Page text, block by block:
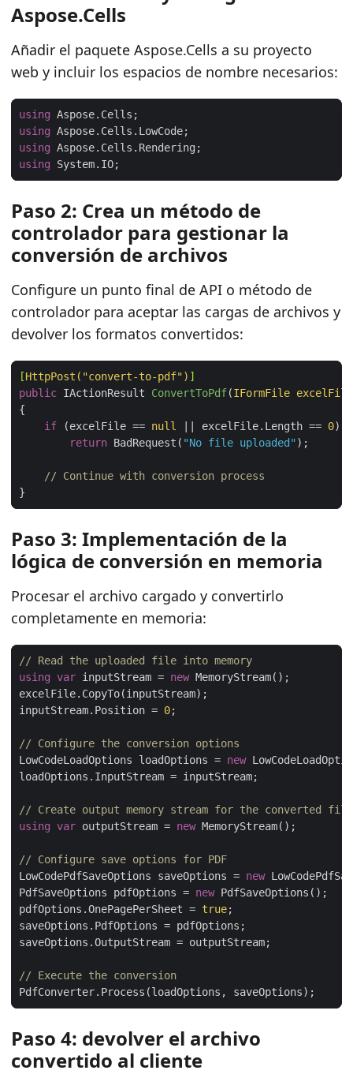
Aspose.Cells
Añadir el paquete Aspose.Cells a su proyecto
web y incluir los espacios de nombre necesarios:
using
using
using
using
Paso 2: Crea un método de
controlador para gestionar la
conversión de archivos
Configure un punto final de API o método de
controlador para aceptar las cargas de archivos y
devolver los formatos convertidos:
[HttpPost( "convert-to-pdf") ]
public IActionResult ConvertToPdf(IFormFile excelFile
if (excelFile == null || excelFile.Length == 0
return BadRequest( "No file uploaded"
// Continue with conversion process
Paso 3: Implementación de la
lógica de conversión en memoria
Procesar el archivo cargado y convertirlo
completamente en memoria:
// Read the uploaded file into memory
using
var inputStream = new
inputStream.Position = 0
// Configure the conversion options
LowCodeLoadOptions loadOptions = new
// Create output memory stream for the converted file
using
var outputStream = new
// Configure save options for PDF
LowCodePdfSaveOptions saveOptions = new
PdfSaveOptions pdfOptions = new
pdfOptions.OnePagePerSheet = true
// Execute the conversion
Paso 4: devolver el archivo
convertido al cliente